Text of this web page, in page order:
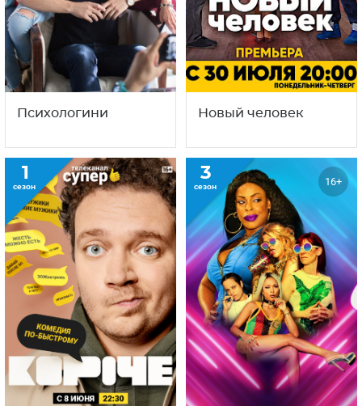
Психологини Новый человек
1
сезон
3
сезон 16+